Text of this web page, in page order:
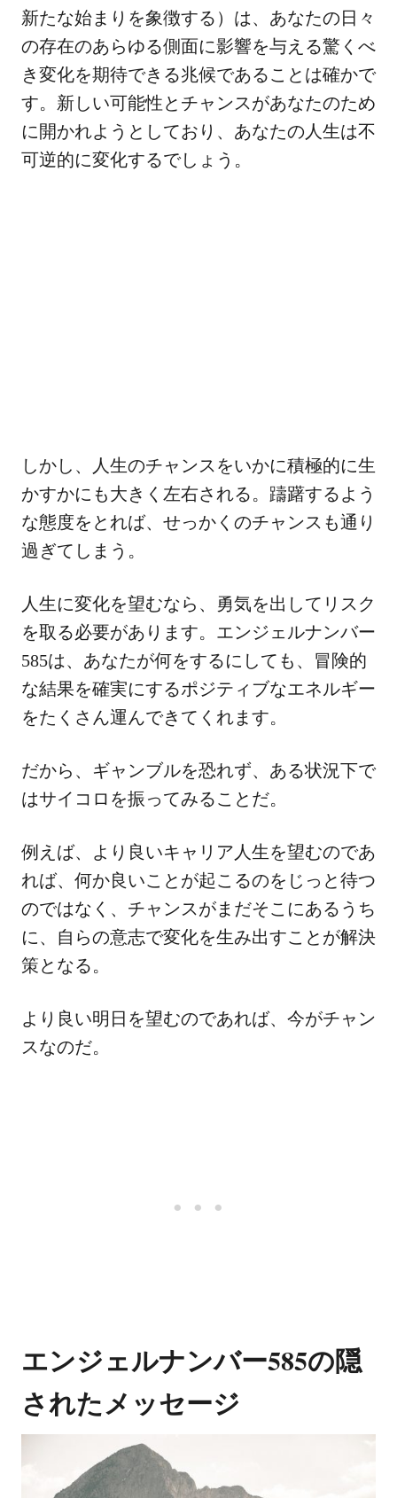
新たな始まりを象徴する）は、あなたの日々
の存在のあらゆる側面に影響を与える驚くべ
き変化を期待できる兆候であることは確かで
す。新しい可能性とチャンスがあなたのため
に開かれようとしており、あなたの人生は不
可逆的に変化するでしょう。
しかし、人生のチャンスをいかに積極的に生
かすかにも大きく左右される。躊躇するよう
な態度をとれば、せっかくのチャンスも通り
過ぎてしまう。
人生に変化を望むなら、勇気を出してリスク
を取る必要があります。エンジェルナンバー
585は、あなたが何をするにしても、冒険的
な結果を確実にするポジティブなエネルギー
をたくさん運んできてくれます。
だから、ギャンブルを恐れず、ある状況下で
はサイコロを振ってみることだ。
例えば、より良いキャリア人生を望むのであ
れば、何か良いことが起こるのをじっと待つ
のではなく、チャンスがまだそこにあるうち
に、自らの意志で変化を生み出すことが解決
策となる。
より良い明日を望むのであれば、今がチャン
スなのだ。
エンジェルナンバー585の隠
されたメッセージ